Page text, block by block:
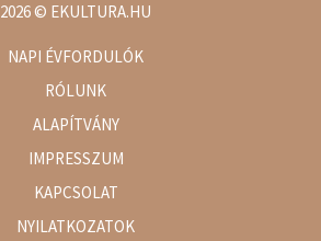
2026© EKULTURA.HU
NAPI ÉVFORDULÓK
RÓLUNK
ALAPÍTVÁNY
IMPRESSZUM
KAPCSOLAT
NYILATKOZATOK